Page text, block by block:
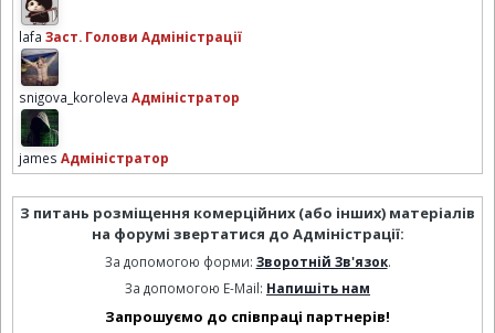
lafa Заст. Голови Адміністрації
snigova_koroleva Адміністратор
james Адміністратор
З питань розміщення комерційних (або інших) матеріалів
на форумі звертатися до Адміністрації:
За допомогою форми: Зворотній Зв'язок.
За допомогою E-Mail: Напишіть нам
Запрошуємо до співпраці партнерів!